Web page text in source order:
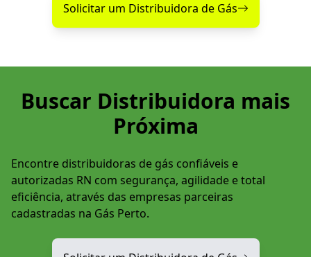
Solicitar um Distribuidora de Gás
Buscar Distribuidora mais
Próxima
Encontre distribuidoras de gás confiáveis e
autorizadas RN com segurança, agilidade e total
eficiência, através das empresas parceiras
cadastradas na Gás Perto.